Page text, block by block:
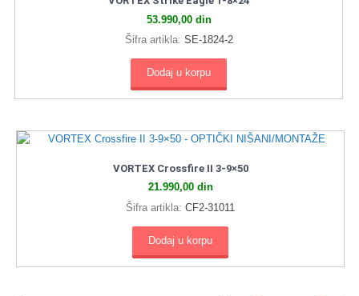
53.990,00 din
Šifra artikla: SE‑1824‑2
Dodaj u korpu
VORTEX Crossfire II 3‑9×50
21.990,00 din
Šifra artikla: CF2-31011
Dodaj u korpu